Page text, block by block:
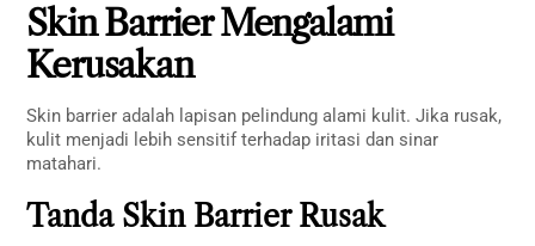
Skin Barrier Mengalami
Kerusakan
Skin barrier adalah lapisan pelindung alami kulit. Jika rusak,
kulit menjadi lebih sensitif terhadap iritasi dan sinar
matahari.
Tanda Skin Barrier Rusak